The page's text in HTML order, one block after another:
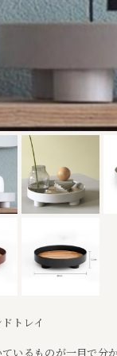
トレイ
いるものが一目で分